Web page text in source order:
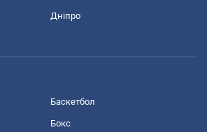
Дніпро
Баскетбол
Бокс